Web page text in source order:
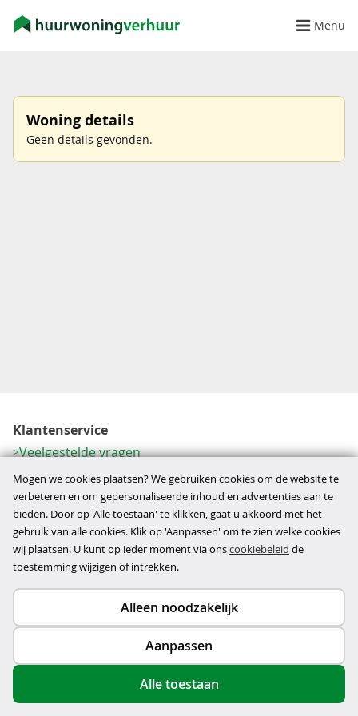
Menu
Woning details
Geen details gevonden.
Klantenservice
Veelgestelde vragen
Contactformulier
Herroeping
Over ons
Bedrijfsgegevens
Werkwijze
Copyright © 2026
privacy- en cookiebeleid
Mogen we cookies plaatsen? We gebruiken cookies om de website te
verbeteren en om gepersonaliseerde inhoud en advertenties aan te
bieden. Door op 'Alle toestaan' te klikken, gaat u akkoord met het
gebruik van alle cookies. Klik op 'Aanpassen' om te zien welke cookies
wij plaatsen. U kunt op ieder moment via onscookiebeleid de
toestemming wijzigen of intrekken.
Alleen noodzakelijk
Aanpassen
Alle toestaan